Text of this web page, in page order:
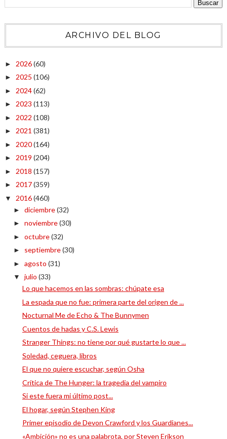
ARCHIVO DEL BLOG
► 2026(60)
► 2025 (106)
► 2024(62)
► 2023 (113)
► 2022 (108)
► 2021 (381)
► 2020(164)
► 2019 (204)
► 2018 (157)
► 2017(359)
▼ 2016(460)
► diciembre(32)
► noviembre(30)
► octubre(32)
► septiembre(30)
► agosto (31)
▼ julio (33)
Lo que hacemos en las sombras: chúpate esa
La espada que no fue: primera parte del origen de ...
Nocturnal Me de Echo & The Bunnymen
Cuentos de hadas y C.S. Lewis
Stranger Things: no tiene por qué gustarte lo que ...
Soledad, ceguera, libros
El que no quiere escuchar, según Osha
Crítica de The Hunger: la tragedia del vampiro
Si este fuera mi último post...
El hogar, según Stephen King
Primer episodio de Devon Crawford y los Guardianes...
«Ambición» no es una palabrota, por Steven Erikson